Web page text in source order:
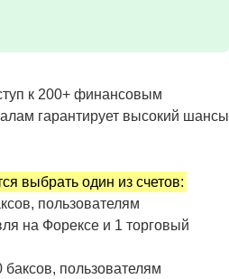
к 200+ финансовым
гарантирует высокий шансы
выбрать один из счетов:
пользователям
на Форексе и 1 торговый
пользователям